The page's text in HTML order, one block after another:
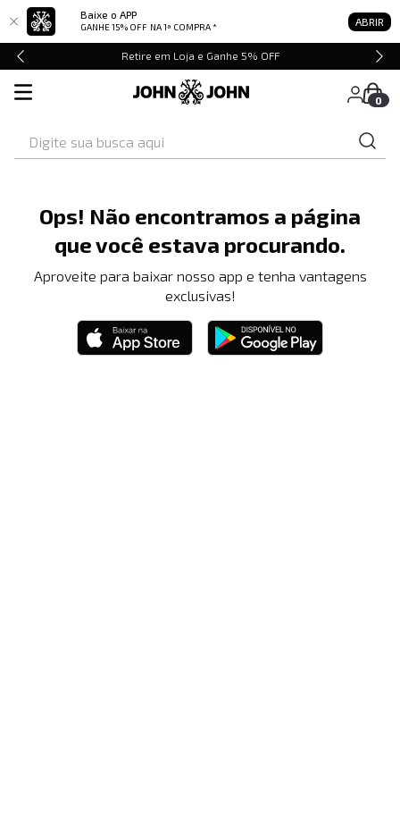
Baixe o APP
GANHE 15% OFF NA 1ª COMPRA * ABRIR
Retire em Loja e Ganhe 5% OFF
0
Ops! Não encontramos a página
que você estava procurando.
Aproveite para baixar nosso app e tenha vantagens
exclusivas!